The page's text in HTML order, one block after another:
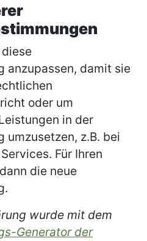
anzupassen, damit sie
oder um
in der
umzusetzen, z.B. bei
Für Ihren
die neue
wurde mit dem
Generator der